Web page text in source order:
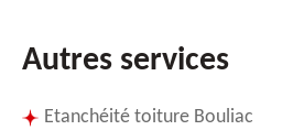
Autres services
Etanchéité toiture Bouliac